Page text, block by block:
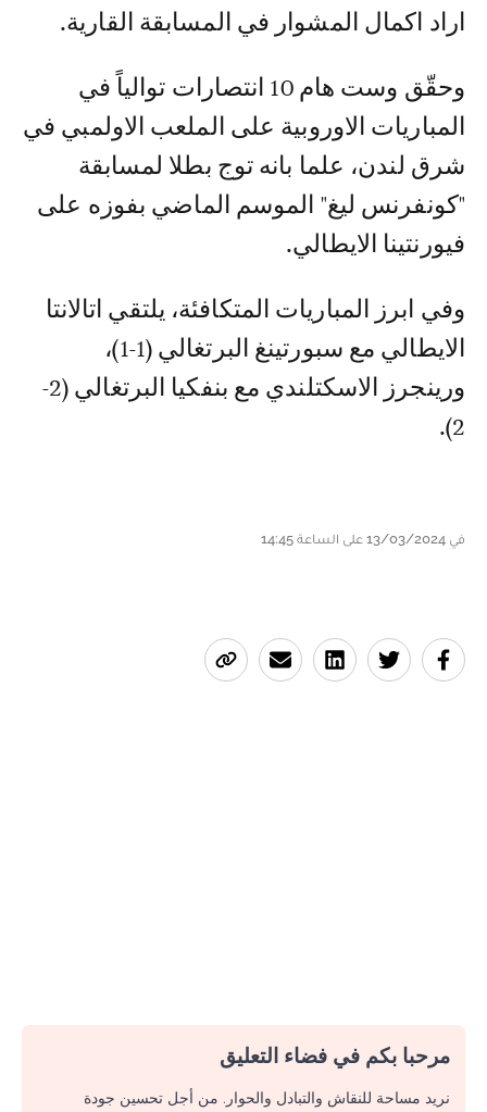
اراد اكمال المشوار في المسابقة القارية.
وحقّق وست هام 10 انتصارات توالياً في
المباريات الاوروبية على الملعب الاولمبي في
شرق لندن، علما بانه توج بطلا لمسابقة
"كونفرنس ليغ" الموسم الماضي بفوزه على
فيورنتينا الايطالي.
وفي ابرز المباريات المتكافئة، يلتقي اتالانتا
الايطالي مع سبورتينغ البرتغالي (1-1)،
ورينجرز الاسكتلندي مع بنفكيا البرتغالي (2-
2).
في 13/03/2024 على الساعة 14:45
مرحبا بكم في فضاء التعليق
نريد مساحة للنقاش والتبادل والحوار. من أجل تحسين جودة